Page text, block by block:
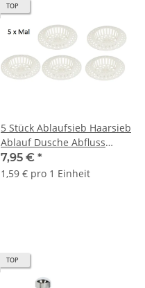
TOP
5 Stück Ablaufsieb Haarsieb
Ablauf Dusche Abfluss
Kunststoff Ø 60 mm weiß
7,95 € *
1,59 € pro 1 Einheit
TOP